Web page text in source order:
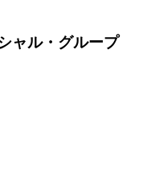
ャル・グループ